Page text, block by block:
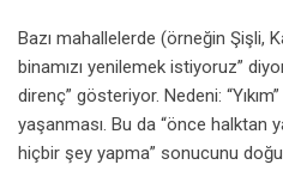
Bazı mahallelerde (örneğin Şişli,
binamızı yenilemek istiyoruz”
direnç” gösteriyor. Nedeni:
yaşanması. Bu da “önce halktan
hiçbir şey yapma” sonucunu